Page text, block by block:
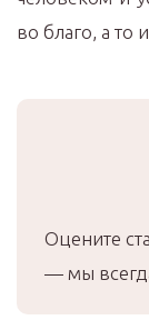
во благо, а то
Оцените
— мы